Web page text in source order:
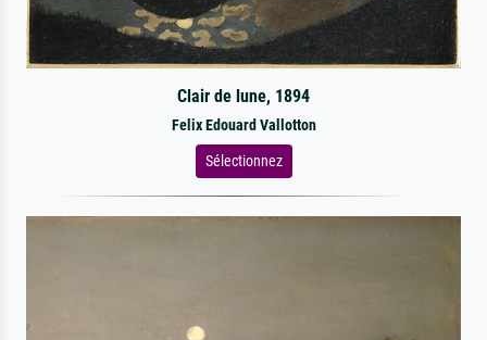
Clair de lune, 1894
Felix Edouard Vallotton
Sélectionnez